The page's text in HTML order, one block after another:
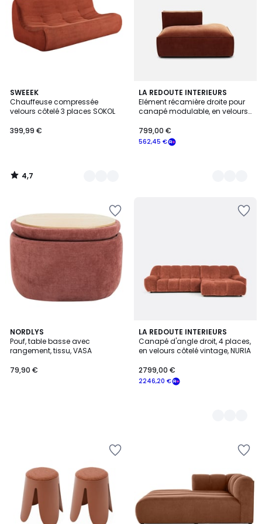
SWEEEK
Chauffeuse compressée
velours côtelé 3 places SOKOL
399,99 €
4,7
/ 5
2
Couleurs
4,7
/
LA REDOUTE INTERIEURS
Elément récamière droite pour
canapé modulable, en velours
562,45 €
799,00 €
4
Couleurs
NORDLYS
Pouf, table basse avec
rangement, tissu, VASA
79,90 €
LA REDOUTE INTERIEURS
Canapé d'angle droit, 4 places,
en velours côtelé vintage, NURIA
2246,20 €
2799,00 €
4
Couleurs